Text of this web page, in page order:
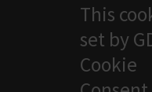
This
set by
Cookie